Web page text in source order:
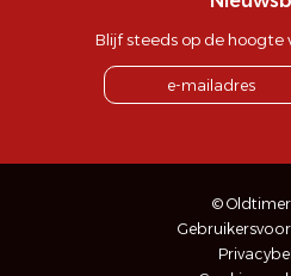
Blijf steeds op de hoogte
©